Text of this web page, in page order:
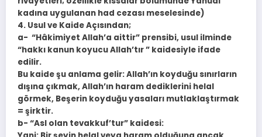
kadına uygulanan had cezası meselesinde)
4. Usul ve Kaide Açısından;
a- “Hâkimiyet Allah’a aittir” prensibi, usul ilminde
“hakkı kanun koyucu Allah’tır ” kaidesiyle ifade
edilir.
Bu kaide şu anlama gelir: Allah’ın koyduğu sınırların
dışına çıkmak, Allah’ın haram dediklerini helal
görmek, Beşerin koyduğu yasaları mutlaklaştırmak
= şirktir.
b- “Asl olan tevakkuf’tur” kaidesi: